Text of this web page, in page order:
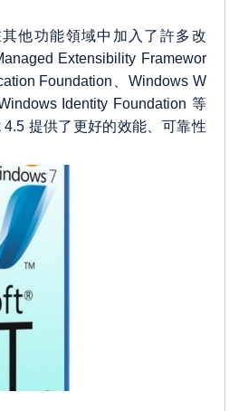
其他功能領域中加入了許多改
Extensibility Framewor
Foundation、Windows W
Identity Foundation 等
提供了更好的效能、可靠性